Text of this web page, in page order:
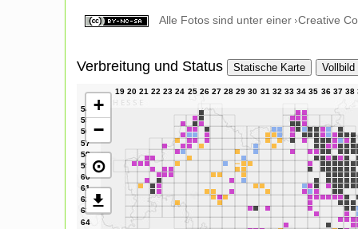
Alle Fotos sind unter einer Creative
Verbreitung und Status Statische Karte Vollbild
+
−
⊙